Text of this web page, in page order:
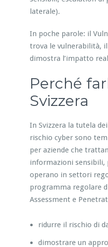
laterale).
In poche parole: il
trova le vulnerabilità,
dimostra l’impatto
Perché
Svizzera
In Svizzera la tutela
rischio cyber sono
per aziende che
informazioni
operano in settori
programma regolare
Assessment e
ridurre il rischio di
dimostrare un